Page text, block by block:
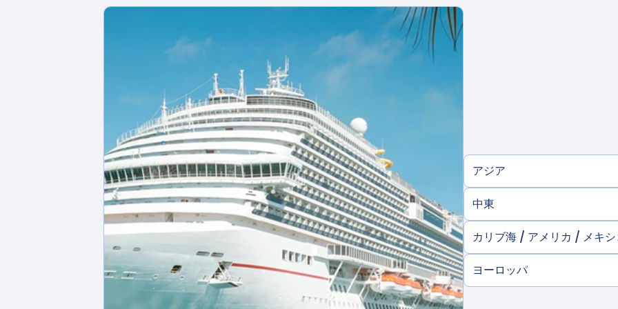
アジア
中東
カリブ海 / アメリカ / メキ
ヨーロッパ